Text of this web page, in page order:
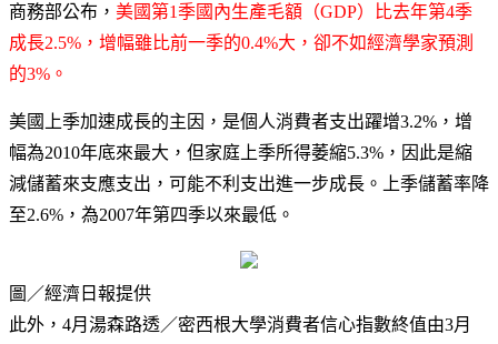
商務部公布， 美國第1季國內生產毛額（GDP）比去年第4季
成長2.5%，增幅雖比前一季的0.4%大，卻不如經濟學家預測
的3%。
美國上季加速成長的主因，是個人消費者支出躍增3.2%，增
幅為2010年底來最大，但家庭上季所得萎縮5.3%，因此是縮
減儲蓄來支應支出，可能不利支出進一步成長。上季儲蓄率降
至2.6%，為2007年第四季以來最低。
圖／經濟日報提供
此外，4月湯森路透／密西根大學消費者信心指數終值由3月